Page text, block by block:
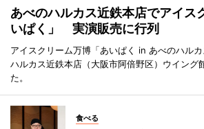
あべのハルカス近鉄本店でアイス
いぱく」 実演販売に行列
アイスクリーム万博「あいぱく in あべのハル
ハルカス近鉄本店（大阪市阿倍野区）ウイング
た。
食べる